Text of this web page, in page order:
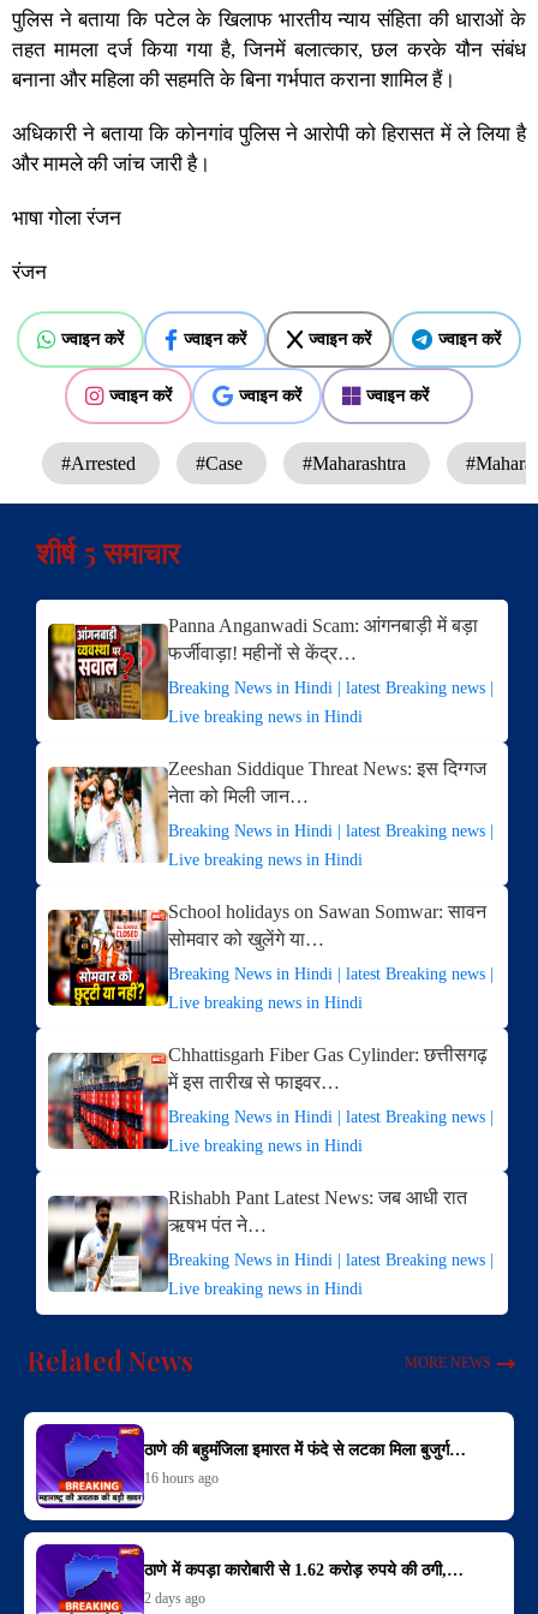
पुलिस ने बताया कि पटेल के खिलाफ भारतीय न्याय संहिता की धाराओं के
तहत मामला दर्ज किया गया है, जिनमें बलात्कार, छल करके यौन संबंध
बनाना और महिला की सहमति के बिना गर्भपात कराना शामिल हैं।
अधिकारी ने बताया कि कोनगांव पुलिस ने आरोपी को हिरासत में ले लिया है
और मामले की जांच जारी है।
भाषा गोला रंजन
रंजन
ज्वाइन करें ज्वाइन करें ज्वाइन करें ज्वाइन करें
ज्वाइन करें ज्वाइन करें ज्वाइन करें
#Arrested #Case #Maharashtra
शीर्ष 5 समाचार
Panna Anganwadi Scam: आंगनबाड़ी में बड़ा
फर्जीवाड़ा! महीनों से केंद्र…
Breaking News in Hindi | latest Breaking news |
Live breaking news in Hindi
Zeeshan Siddique Threat News: इस दिग्गज
नेता को मिली जान…
Breaking News in Hindi | latest Breaking news |
Live breaking news in Hindi
School holidays on Sawan Somwar: सावन
सोमवार को खुलेंगे या…
Breaking News in Hindi | latest Breaking news |
Live breaking news in Hindi
Chhattisgarh Fiber Gas Cylinder: छत्तीसगढ़
में इस तारीख से फाइवर…
Breaking News in Hindi | latest Breaking news |
Live breaking news in Hindi
Rishabh Pant Latest News: जब आधी रात
ऋषभ पंत ने…
Breaking News in Hindi | latest Breaking news |
Live breaking news in Hindi
Related News MORE NEWS
ठाणे की बहुमंजिला इमारत में फंदे से लटका मिला बुजुर्ग…
16 hours ago
ठाणे में कपड़ा कारोबारी से 1.62 करोड़ रुपये की ठगी,…
2 days ago